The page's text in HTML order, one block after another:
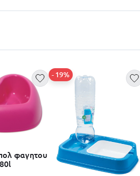
φαγητου
- 19%